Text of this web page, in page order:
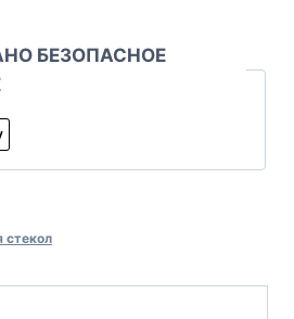
БЕЗОПАСНОЕ
стекол